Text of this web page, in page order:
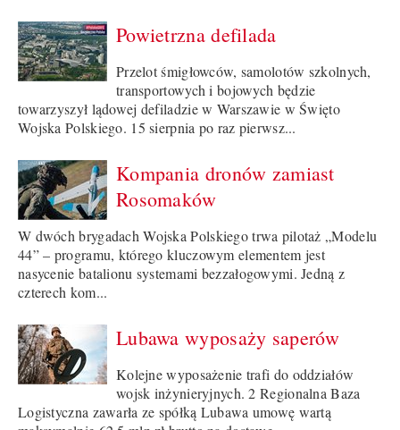
Powietrzna defilada
Przelot śmigłowców, samolotów szkolnych,
transportowych i bojowych będzie
towarzyszył lądowej defiladzie w Warszawie w Święto
Wojska Polskiego. 15 sierpnia po raz pierwsz...
Kompania dronów zamiast
Rosomaków
W dwóch brygadach Wojska Polskiego trwa pilotaż „Modelu
44” – programu, którego kluczowym elementem jest
nasycenie batalionu systemami bezzałogowymi. Jedną z
czterech kom...
Lubawa wyposaży saperów
Kolejne wyposażenie trafi do oddziałów
wojsk inżynieryjnych. 2 Regionalna Baza
Logistyczna zawarła ze spółką Lubawa umowę wartą